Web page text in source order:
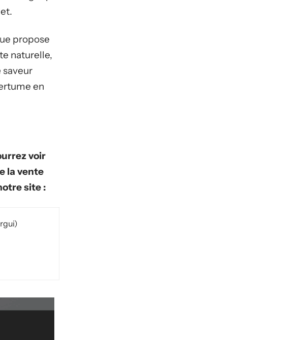
propose
naturelle,
saveur
en
voir
la vente
site :